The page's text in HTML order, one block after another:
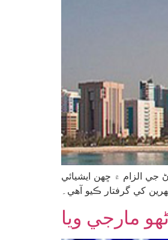
جي الزام ۾ ڇهن ايشيائي
کي گرفتار ڪيو آهي۔